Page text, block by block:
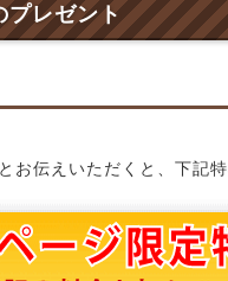
プレゼント
とお伝えいただくと、下記